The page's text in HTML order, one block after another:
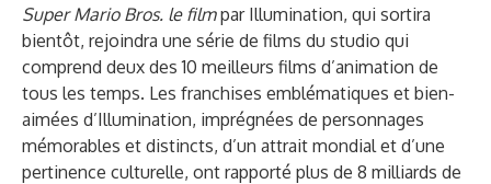
Super Mario Bros. le filmpar Illumination, qui sortira
bientôt, rejoindra une série de films du studio qui
comprend deux des 10 meilleurs films d’animation de
tous les temps. Les franchises emblématiques et bien-
aimées d’Illumination, imprégnées de personnages
mémorables et distincts, d’un attrait mondial et d’une
pertinence culturelle, ont rapporté plus de 8 milliards de